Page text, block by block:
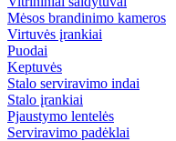
Mėsos brandinimo kameros
Virtuvės įrankiai
Puodai
Keptuvės
Stalo serviravimo indai
Stalo įrankiai
Pjaustymo lentelės
Serviravimo padėklai